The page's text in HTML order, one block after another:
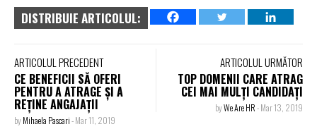
DISTRIBUIE ARTICOLUL:
ARTICOLUL PRECEDENT
CE BENEFICII SĂ OFERI
PENTRU A ATRAGE ȘI A
REȚINE ANGAJAȚII
byMihaela Pascari-Mar 11, 2019
ARTICOLUL URMĂTOR
TOP DOMENII CARE ATRAG
CEI MAI MULȚI CANDIDAȚI
byWe Are HR-Mar 13, 2019